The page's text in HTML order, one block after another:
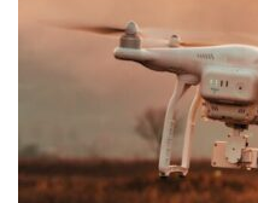
de
l’article